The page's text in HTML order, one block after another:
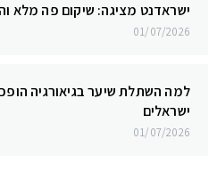
ישראדנט מציגה: שיקום פה מלא
01/07/2026
למה השתלת שיער בגיאורגיה
ישראלים
01/07/2026